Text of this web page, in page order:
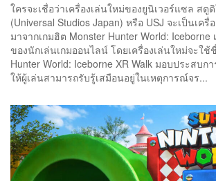
ใครจะเชื่อว่าเครื่องเล่นใหม่ของยูนิเวอร์แซล สตู
(Universal Studios Japan) หรือ USJ จะเป็นเครื่
มาจากเกมฮิต Monster Hunter World: Iceborne
ของนักเล่นเกมออนไลน์ โดยเครื่องเล่นใหม่จะใช้
Hunter World: Iceborne XR Walk มอบประสบ
ให้ผู้เล่นสามารถรับรู้เสมือนอยู่ในเหตุการณ์จร...